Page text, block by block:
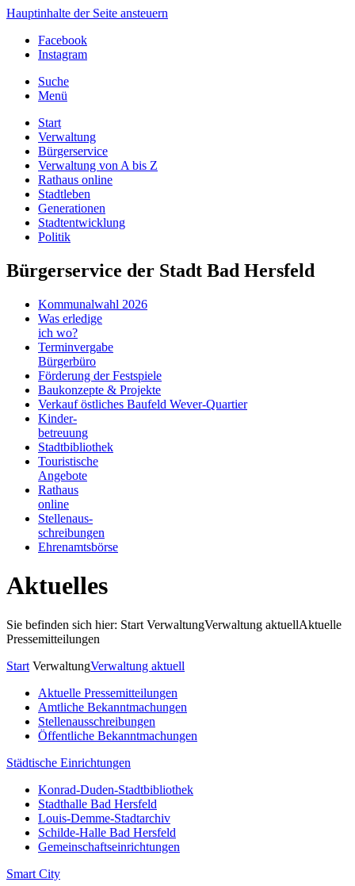
Hauptinhalte der Seite ansteuern
Facebook
Instagram
Suche
Menü
Start
Verwaltung
Bürgerservice
Verwaltung von A bis Z
Rathaus online
Stadtleben
Generationen
Stadtentwicklung
Politik
Bürgerservice der Stadt Bad Hersfeld
Kommunalwahl 2026
Was erledige
ich wo?
Terminvergabe
Bürgerbüro
Förderung der Festspiele
Baukonzepte & Projekte
Verkauf östliches Baufeld Wever-Quartier
Kinder-
betreuung
Stadtbibliothek
Touristische
Angebote
Rathaus
online
Stellenaus-
schreibungen
Ehrenamtsbörse
Aktuelles
Sie befinden sich hier: Start VerwaltungVerwaltung aktuellAktuelle
Pressemitteilungen
Start VerwaltungVerwaltung aktuell
Aktuelle Pressemitteilungen
Amtliche Bekanntmachungen
Stellenausschreibungen
Öffentliche Bekanntmachungen
Städtische Einrichtungen
Konrad-Duden-Stadtbibliothek
Stadthalle Bad Hersfeld
Louis-Demme-Stadtarchiv
Schilde-Halle Bad Hersfeld
Gemeinschaftseinrichtungen
Smart City